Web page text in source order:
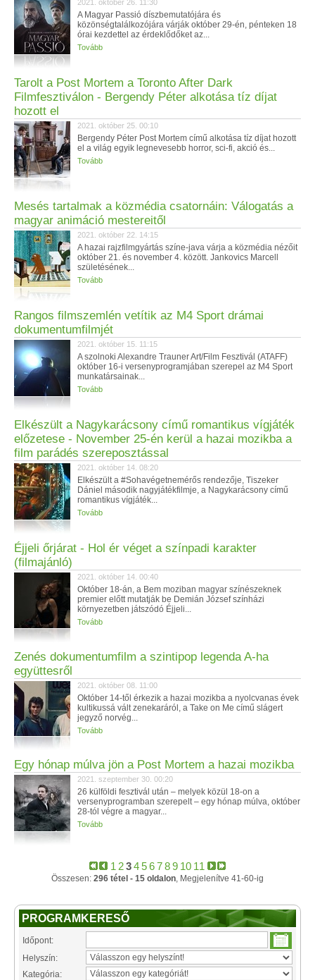
2021. október 26. 11:30
A Magyar Passió díszbemutatójára és
közönségtalálkozójára várják október 29-én, pénteken 18
órai kezdettel az érdeklődőket az...
Tovább
Tarolt a Post Mortem a Toronto After Dark
Filmfesztiválon - Bergendy Péter alkotása tíz díjat
hozott el
2021. október 25. 00:10
Bergendy Péter Post Mortem című alkotása tíz díjat hozott
el a világ egyik legnevesebb horror, sci-fi, akció és...
Tovább
Mesés tartalmak a közmédia csatornáin: Válogatás a
magyar animáció mestereitől
2021. október 22. 14:15
A hazai rajzfilmgyártás színe-java várja a közmédia nézőit
október 21. és november 4. között. Jankovics Marcell
születésének...
Tovább
Rangos filmszemlén vetítik az M4 Sport drámai
dokumentumfilmjét
2021. október 15. 11:15
A szolnoki Alexandre Trauner Art/Film Fesztivál (ATAFF)
október 16-i versenyprogramjában szerepel az M4 Sport
munkatársainak...
Tovább
Elkészült a Nagykarácsony című romantikus vígjáték
előzetese - November 25-én kerül a hazai mozikba a
film parádés szereposztással
2021. október 14. 08:20
Elkészült a #Sohavégetnemérős rendezője, Tiszeker
Dániel második nagyjátékfilmje, a Nagykarácsony című
romantikus vígjáték...
Tovább
Éjjeli őrjárat - Hol ér véget a színpadi karakter
(filmajánló)
2021. október 14. 00:40
Október 18-án, a Bem moziban magyar színészeknek
premier előtt mutatják be Demián József színházi
környezetben játszódó Éjjeli...
Tovább
Zenés dokumentumfilm a szintipop legenda A-ha
együttesről
2021. október 08. 11:00
Október 14-től érkezik a hazai mozikba a nyolcvanas évek
kultikussá vált zenekaráról, a Take on Me című slágert
jegyző norvég...
Tovább
Egy hónap múlva jön a Post Mortem a hazai mozikba
2021. szeptember 30. 00:20
26 külföldi fesztivál után – melyek közül 18-on a
versenyprogramban szerepelt – egy hónap múlva, október
28-tól végre a magyar...
Tovább
1 23456789 10 11
Összesen: 296 tétel - 15 oldalon, Megjelenítve 41-60-ig
PROGRAMKERESŐ
Időpont:
Helyszín:
Kategória: